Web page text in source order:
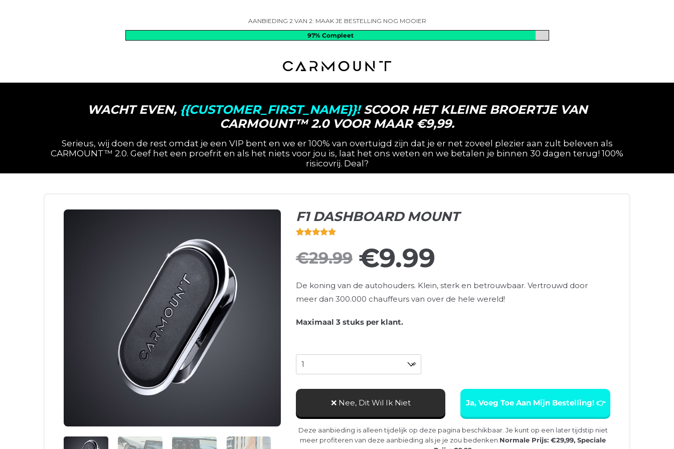
AANBIEDING 2 VAN 2: MAAK JE BESTELLING NOG MOOIER
97% Compleet
WACHT EVEN, {{CUSTOMER_FIRST_NAME}}!SCOOR HET KLEINE BROERTJE VAN
CARMOUNT™ 2.0 VOOR MAAR €9,99.
Serieus, wij doen de rest omdat je een VIP bent en we er 100% van overtuigd zijn dat je er net zoveel plezier aan zult beleven als
CARMOUNT™ 2.0. Geef het een proefrit en als het niets voor jou is, laat het ons weten en we betalen je binnen 30 dagen terug! 100%
risicovrij. Deal?
F1 DASHBOARD MOUNT
out of 5
€29.99 €9.99
De koning van de autohouders. Klein, sterk en betrouwbaar. Vertrouwd door
meer dan 300.000 chauffeurs van over de hele wereld!
Maximaal 3 stuks per klant.
❌ Nee, Dit Wil Ik Niet Ja, Voeg Toe Aan Mijn Bestelling! 👉
Deze aanbieding is alleen tijdelijk op deze pagina beschikbaar. Je kunt op een later tijdstip niet
meer profiteren van deze aanbieding als je je zou bedenken. Normale Prijs: €29,99, Speciale